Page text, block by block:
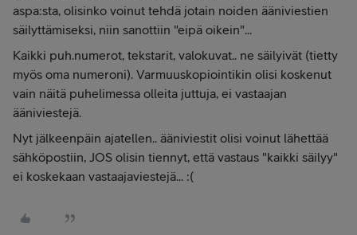
aspa:sta, olisinko voinut tehdä jotain noiden ääniviestien
säilyttämiseksi, niin sanottiin "eipä oikein"...
Kaikki puh.numerot, tekstarit, valokuvat.. ne säilyivät (tietty
myös oma numeroni). Varmuuskopiointikin olisi koskenut
vain näitä puhelimessa olleita juttuja, ei vastaajan
ääniviestejä.
Nyt jälkeenpäin ajatellen.. ääniviestit olisi voinut lähettää
sähköpostiin, JOS olisin tiennyt, että vastaus "kaikki säilyy"
ei koskekaan vastaajaviestejä... :(